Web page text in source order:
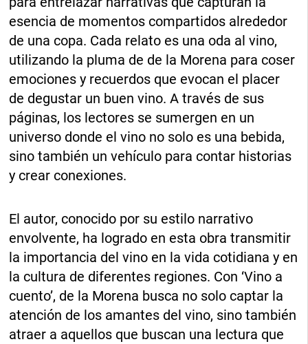
esencia de momentos compartidos alrededor
de una copa. Cada relato es una oda al vino,
utilizando la pluma de de la Morena para coser
emociones y recuerdos que evocan el placer
de degustar un buen vino. A través de sus
páginas, los lectores se sumergen en un
universo donde el vino no solo es una bebida,
sino también un vehículo para contar historias
y crear conexiones.
El autor, conocido por su estilo narrativo
envolvente, ha logrado en esta obra transmitir
la importancia del vino en la vida cotidiana y en
la cultura de diferentes regiones. Con ‘Vino a
cuento’, de la Morena busca no solo captar la
atención de los amantes del vino, sino también
atraer a aquellos que buscan una lectura que